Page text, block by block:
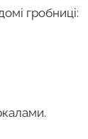
гробниці: